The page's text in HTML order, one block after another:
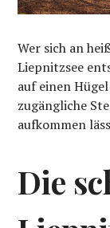
Wer sich an
Liepnitzsee
auf einen
zugängliche
aufkommen
Die